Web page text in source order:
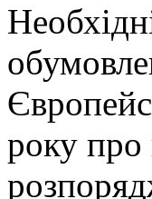
року про